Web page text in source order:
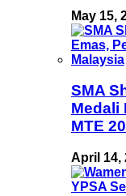
May 15,
SMA
Medali
MTE
April 14,